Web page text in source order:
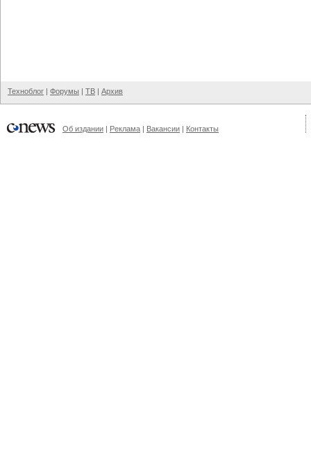
Техноблог | Форумы | ТВ | Архив
Об издании | Реклама | Вакансии | Контакты